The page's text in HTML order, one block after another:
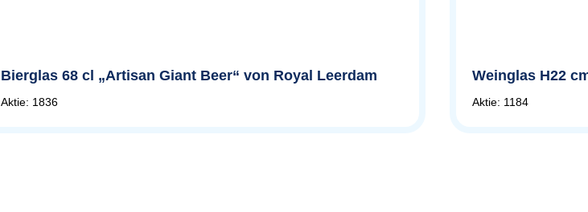
Bierglas 68 cl „Artisan Giant Beer“ von Royal Leerdam
Aktie: 1836
Weinglas H22
Aktie: 1184